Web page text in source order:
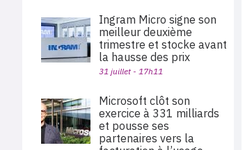
Ingram Micro signe son
meilleur deuxième
trimestre et stocke avant
la hausse des prix
31 juillet - 17h11
Microsoft clôt son
exercice à 331 milliards
et pousse ses
partenaires vers la